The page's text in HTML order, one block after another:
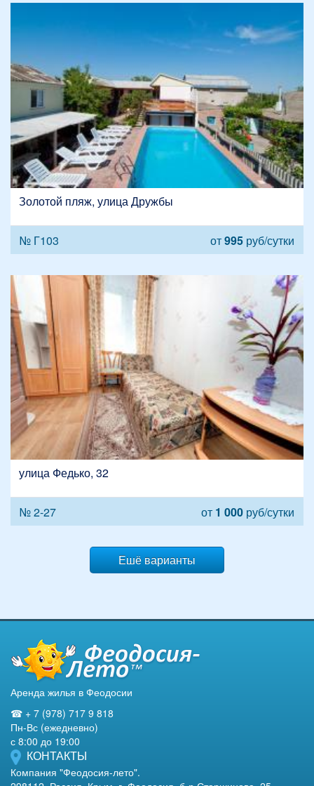
Золотой пляж, улица Дружбы
№ Г103 от995 руб/сутки
улица Федько, 32
№ 2-27 от 1 000 руб/сутки
Ешё варианты
Аренда жилья в Феодосии
☎ + 7 (978) 717 9 818
Пн-Вс (ежедневно)
с 8:00 до 19:00
КОНТАКТЫ
Компания "Феодосия-лето".